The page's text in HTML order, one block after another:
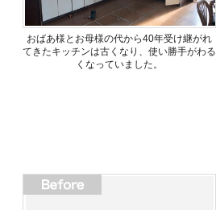
おばあ様とお母様の代から40年受け継がれ
てきたキッチンは古くなり、使い勝手がわる
くなっていました。